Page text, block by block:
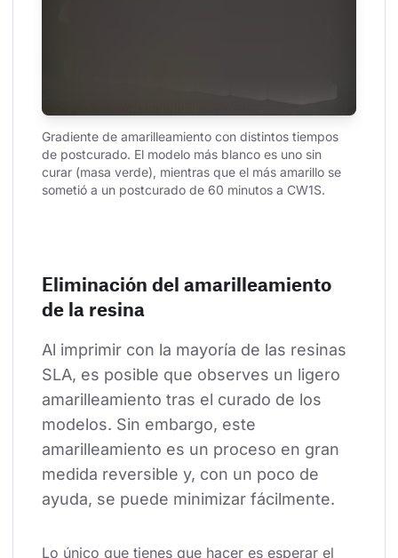
Gradiente de amarilleamiento con distintos tiempos
de postcurado. El modelo más blanco es uno sin
curar (masa verde), mientras que el más amarillo se
sometió a un postcurado de 60 minutos a CW1S.
Eliminación del amarilleamiento
de la resina
Al imprimir con la mayoría de las resinas
SLA, es posible que observes un ligero
amarilleamiento tras el curado de los
modelos. Sin embargo, este
amarilleamiento es un proceso en gran
medida reversible y, con un poco de
ayuda, se puede minimizar fácilmente.
Lo único que tienes que hacer es esperar el